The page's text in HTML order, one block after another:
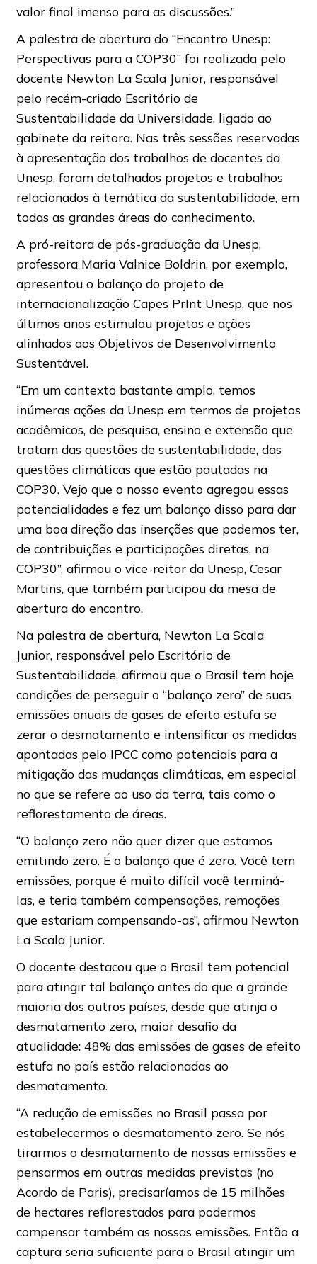
valor final imenso para as discussões.”
A palestra de abertura do “Encontro Unesp:
Perspectivas para a COP30” foi realizada pelo
docente Newton La Scala Junior, responsável
pelo recém-criado Escritório de
Sustentabilidade da Universidade, ligado ao
gabinete da reitora. Nas três sessões reservadas
à apresentação dos trabalhos de docentes da
Unesp, foram detalhados projetos e trabalhos
relacionados à temática da sustentabilidade, em
todas as grandes áreas do conhecimento.
A pró-reitora de pós-graduação da Unesp,
professora Maria Valnice Boldrin, por exemplo,
apresentou o balanço do projeto de
internacionalização Capes PrInt Unesp, que nos
últimos anos estimulou projetos e ações
alinhados aos Objetivos de Desenvolvimento
Sustentável.
“Em um contexto bastante amplo, temos
inúmeras ações da Unesp em termos de projetos
acadêmicos, de pesquisa, ensino e extensão que
tratam das questões de sustentabilidade, das
questões climáticas que estão pautadas na
COP30. Vejo que o nosso evento agregou essas
potencialidades e fez um balanço disso para dar
uma boa direção das inserções que podemos ter,
de contribuições e participações diretas, na
COP30”, afirmou o vice-reitor da Unesp, Cesar
Martins, que também participou da mesa de
abertura do encontro.
Na palestra de abertura, Newton La Scala
Junior, responsável pelo Escritório de
Sustentabilidade, afirmou que o Brasil tem hoje
condições de perseguir o “balanço zero” de suas
emissões anuais de gases de efeito estufa se
zerar o desmatamento e intensificar as medidas
apontadas pelo IPCC como potenciais para a
mitigação das mudanças climáticas, em especial
no que se refere ao uso da terra, tais como o
reflorestamento de áreas.
“O balanço zero não quer dizer que estamos
emitindo zero. É o balanço que é zero. Você tem
emissões, porque é muito difícil você terminá-
las, e teria também compensações, remoções
que estariam compensando-as”, afirmou Newton
La Scala Junior.
O docente destacou que o Brasil tem potencial
para atingir tal balanço antes do que a grande
maioria dos outros países, desde que atinja o
desmatamento zero, maior desafio da
atualidade: 48% das emissões de gases de efeito
estufa no país estão relacionadas ao
desmatamento.
“A redução de emissões no Brasil passa por
estabelecermos o desmatamento zero. Se nós
tirarmos o desmatamento de nossas emissões e
pensarmos em outras medidas previstas (no
Acordo de Paris), precisaríamos de 15 milhões
de hectares reflorestados para podermos
compensar também as nossas emissões. Então a
captura seria suficiente para o Brasil atingir um